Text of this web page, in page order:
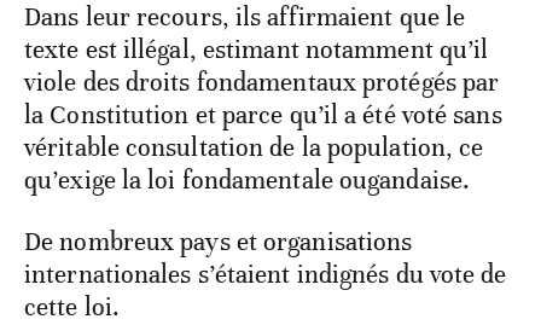
Dans leur recours, ils affirmaient que le
texte est illégal, estimant notamment qu’il
viole des droits fondamentaux protégés par
la Constitution et parce qu’il a été voté sans
véritable consultation de la population, ce
qu’exige la loi fondamentale ougandaise.
De nombreux pays et organisations
internationales s’étaient indignés du vote de
cette loi.